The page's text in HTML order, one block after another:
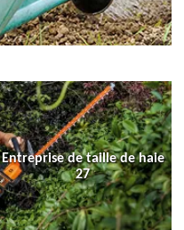
Entreprise de taille de haie
27